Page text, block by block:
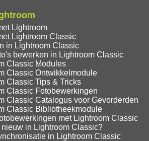
Lightroom
Lightroom Classic
in Lightroom Classic
bewerken in Lightroom Classic
Classic Modules
Classic Ontwikkelmodule
Classic Tips & Tricks
Classic Fotobewerkingen
Classic Catalogus voor Gevorderden
Classic Bibliotheekmodule
met Lightroom Classic
in Lightroom Classic?
in Lightroom Classic